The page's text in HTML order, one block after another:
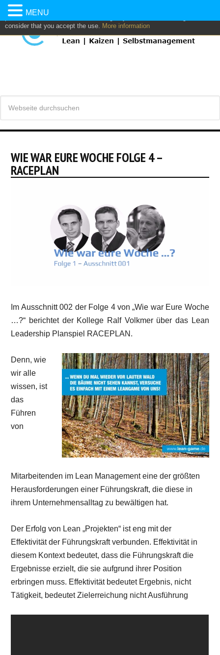
This website uses own and/or third parties cookies to: analyze,
personalize content and/or advertising. If you continue browsing, we
consider that you accept the use. More information
WIE WAR EURE WOCHE FOLGE 4 –
RACEPLAN
Im Ausschnitt 002 der Folge 4 von „Wie war Eure Woche
…?“ berichtet der Kollege Ralf Volkmer über das Lean
Leadership Planspiel RACEPLAN.
Denn, wie
wir alle
wissen, ist
das
Führen
von
Mitarbeitenden im Lean Management eine der größten
Herausforderungen einer Führungskraft, die diese in
ihrem Unternehmensalltag zu bewältigen hat.
Der Erfolg von Lean „Projekten“ ist eng mit der
Effektivität der Führungskraft verbunden. Effektivität in
diesem Kontext bedeutet, dass die Führungskraft die
Ergebnisse erzielt, die sie aufgrund ihrer Position
erbringen muss. Effektivität bedeutet Ergebnis, nicht
Tätigkeit, bedeutet Zielerreichung nicht Ausführung
MENU